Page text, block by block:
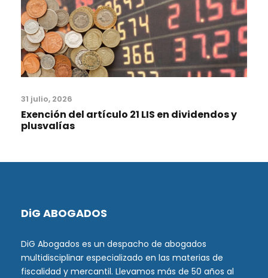
31 julio, 2026
Exención del artículo 21 LIS en dividendos y
plusvalías
DiG ABOGADOS
DiG Abogados es un despacho de abogados
multidisciplinar especializado en las materias de
fiscalidad y mercantil. Llevamos más de 50 años al